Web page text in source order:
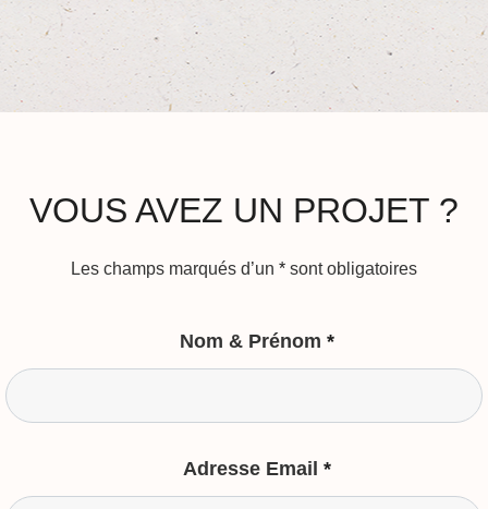
VOUS AVEZ UN PROJET ?
Les champs marqués d’un * sont obligatoires
Nom & Prénom *
Adresse Email *